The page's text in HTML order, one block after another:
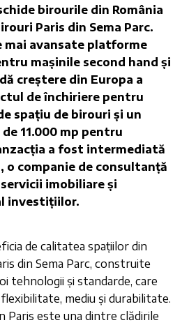
birourile din România
Paris din Sema Parc.
mai avansate platforme
mașinile second hand și
creștere din Europa a
de închiriere pentru
spațiu de birouri și un
11.000 mp pentru
a fost intermediată
o companie de consultanță
imobiliare și
investițiilor.
de calitatea spațiilor din
din Sema Parc, construite
tehnologii și standarde, care
mediu și durabilitate.
Paris este una dintre clădirile